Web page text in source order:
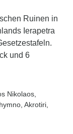
Ruinen in
Ierapetra
und 6
Nikolaos
, Akrotiri